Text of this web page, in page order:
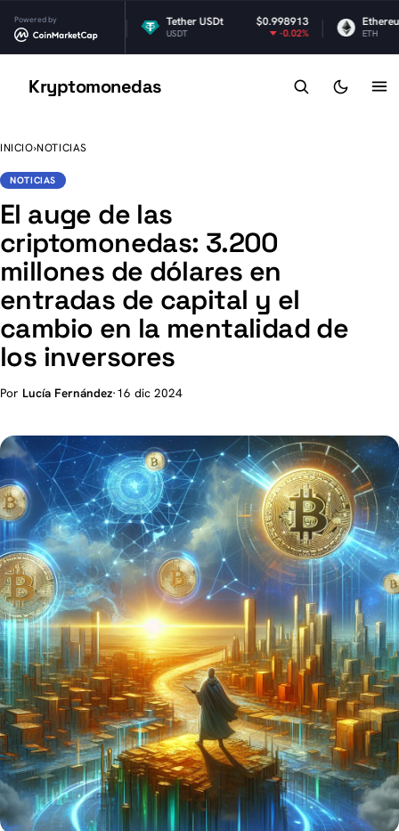
Powered by$1.05
-1.63%
Tether USDt $0.998913
USDT -0.02%
Ethereum
ETH
Kryptomonedas
INICIO›NOTICIAS
NOTICIAS
El auge de las
criptomonedas: 3.200
millones de dólares en
entradas de capital y el
cambio en la mentalidad de
los inversores
Por Lucía Fernández·16 dic 2024